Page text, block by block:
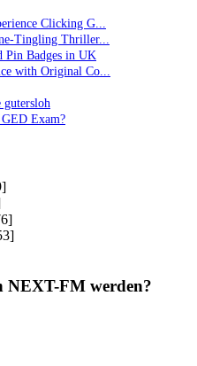
Clicking G...
Tingling Thriller...
Pin Badges in UK
with Original Co...
gutersloh
Exam?
NEXT-FM werden?